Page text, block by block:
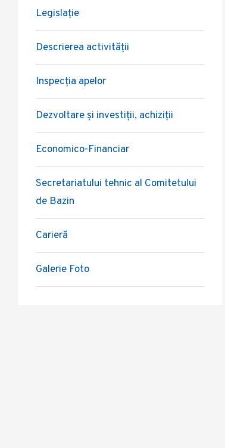
Legislație
Descrierea activității
Inspecția apelor
Dezvoltare și investiții, achiziții
Economico-Financiar
Secretariatului tehnic al Comitetului
de Bazin
Carieră
Galerie Foto